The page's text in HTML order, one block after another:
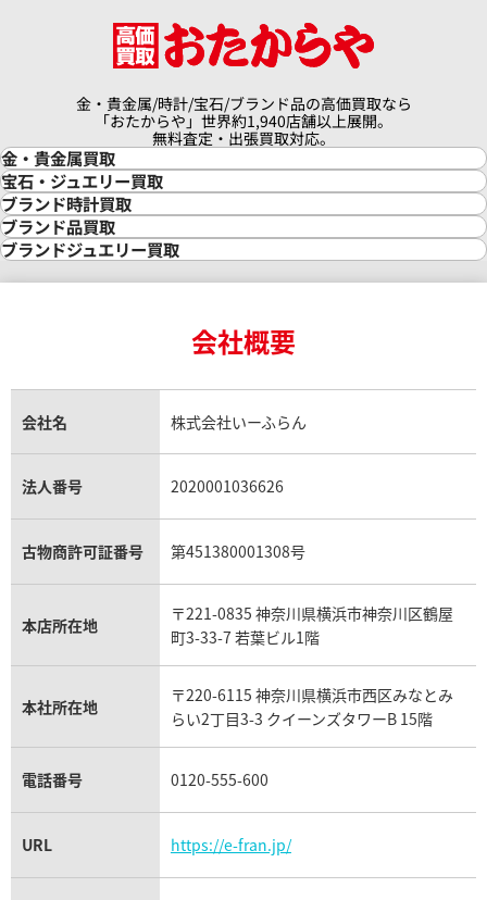
金・貴金属/時計/宝石/ブランド品の高価買取なら
「おたからや」世界約1,940店舗以上展開。
無料査定・出張買取対応。
金・貴金属買取
金買取
金の相場価格情報
金の参考買取価格一覧
インゴット買取
インゴットの相場価格情報
24金買取
金貨買取
貴金属買取
銀・シルバー買取
パラジウム買取
宝石・ジュエリー買取
宝石・ジュエリー買取
ダイヤモンド買取
ダイヤモンド・宝石の参考価格一覧
リング・結婚指輪買取
エメラルド買取
トパーズ買取
タンザナイト買取
パライバトルマリン買取
キャッツアイ買取
ガーネット買取
アクアマリン買取
ブランド時計買取
時計買取
ロレックス買取
ロレックス デイトナ買取
ロレックス サブマリーナー買取
ロレックス エクスプローラー買取
ロレックス デイトジャスト買取
パテック フィリップ買取
パテック フィリップノーチラス買取
ヴァシュロン・コンスタンタン買取
オメガ買取
カルティエ買取
フランク ミュラー買取
リシャール・ミル買取
パネライ買取
チューダー（チュードル）買取
ブランド品買取
ブランド買取
ルイ・ヴィトン買取
ルイ・ヴィトン買取の参考価格一覧
シャネル マトラッセ買取
セリーヌ買取
プラダ買取
ブランドジュエリー買取
ヴァンクリーフ＆アーペル買取
ショーメ買取
ダミアーニ買取
モーブッサン買取
会社概要
会社名 株式会社いーふらん
法人番号 2020001036626
古物商許可証番号 第451380001308号
本店所在地
〒221-0835 神奈川県横浜市神奈川区鶴屋
町3-33-7 若葉ビル1階
本社所在地
〒220-6115 神奈川県横浜市西区みなとみ
らい2丁目3-3 クイーンズタワーB 15階
電話番号 0120-555-600
URL https://e-fran.jp/